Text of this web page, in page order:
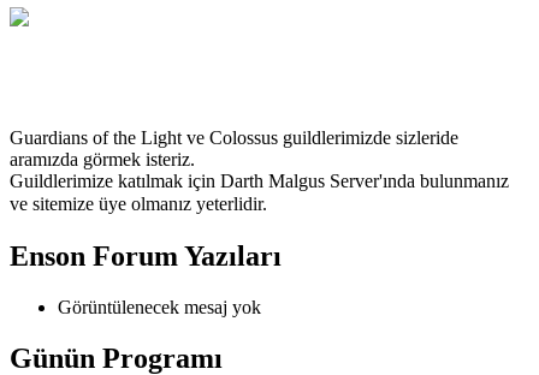
Guardians of the Light ve Colossus guildlerimizde sizleride
aramızda görmek isteriz.
Guildlerimize katılmak için Darth Malgus Server'ında bulunmanız
ve sitemize üye olmanız yeterlidir.
Enson Forum Yazıları
Görüntülenecek mesaj yok
Günün Programı